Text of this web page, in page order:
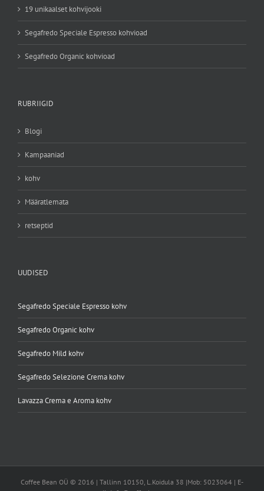
19 unikaalset kohvijooki
Segafredo Speciale Espresso kohvioad
Segafredo Organic kohvioad
RUBRIIGID
Blogi
Kampaaniad
kohv
Määratlemata
retseptid
UUDISED
Segafredo Speciale Espresso kohv
Segafredo Organic kohv
Segafredo Mild kohv
Segafredo Selezione Crema kohv
Lavazza Crema e Aroma kohv
Coffee Bean OÜ © 2016 | Tallinn 10150, L.Koidula 38 |Mob: 5023064 | E-